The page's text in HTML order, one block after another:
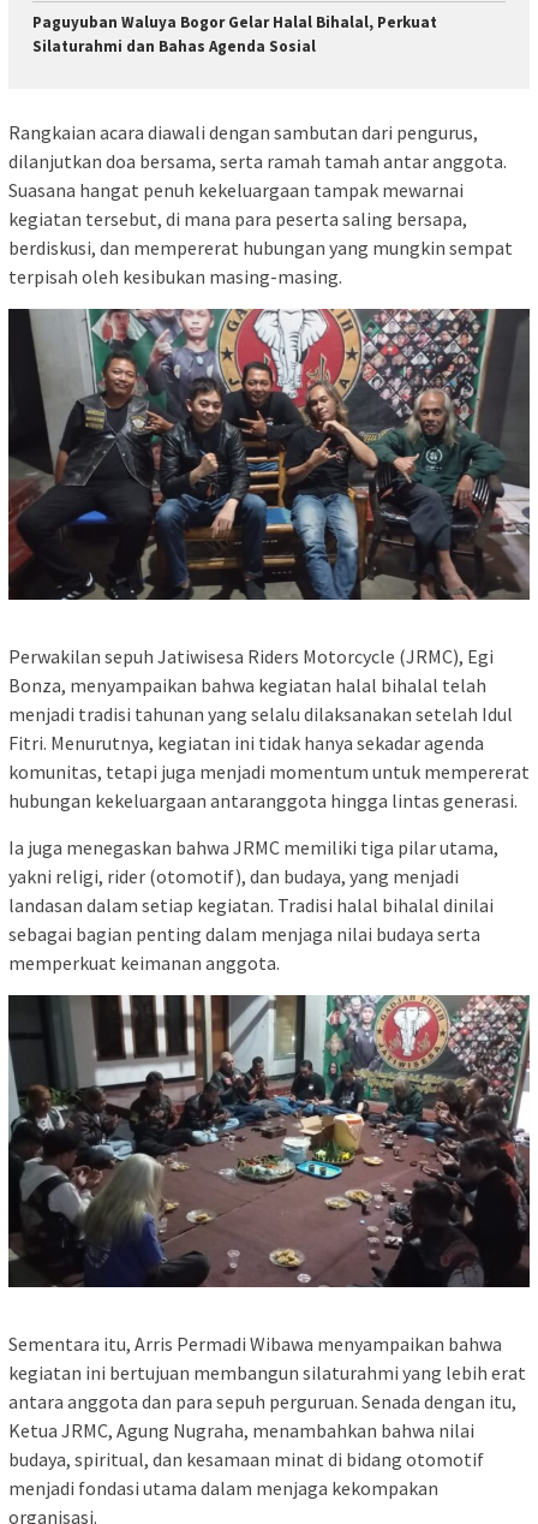
Paguyuban Waluya Bogor Gelar Halal Bihalal, Perkuat
Silaturahmi dan Bahas Agenda Sosial
Rangkaian acara diawali dengan sambutan dari pengurus,
dilanjutkan doa bersama, serta ramah tamah antar anggota.
Suasana hangat penuh kekeluargaan tampak mewarnai
kegiatan tersebut, di mana para peserta saling bersapa,
berdiskusi, dan mempererat hubungan yang mungkin sempat
terpisah oleh kesibukan masing-masing.
Perwakilan sepuh Jatiwisesa Riders Motorcycle (JRMC), Egi
Bonza, menyampaikan bahwa kegiatan halal bihalal telah
menjadi tradisi tahunan yang selalu dilaksanakan setelah Idul
Fitri. Menurutnya, kegiatan ini tidak hanya sekadar agenda
komunitas, tetapi juga menjadi momentum untuk mempererat
hubungan kekeluargaan antaranggota hingga lintas generasi.
Ia juga menegaskan bahwa JRMC memiliki tiga pilar utama,
yakni religi, rider (otomotif), dan budaya, yang menjadi
landasan dalam setiap kegiatan. Tradisi halal bihalal dinilai
sebagai bagian penting dalam menjaga nilai budaya serta
memperkuat keimanan anggota.
Sementara itu, Arris Permadi Wibawa menyampaikan bahwa
kegiatan ini bertujuan membangun silaturahmi yang lebih erat
antara anggota dan para sepuh perguruan. Senada dengan itu,
Ketua JRMC, Agung Nugraha, menambahkan bahwa nilai
budaya, spiritual, dan kesamaan minat di bidang otomotif
menjadi fondasi utama dalam menjaga kekompakan
organisasi.